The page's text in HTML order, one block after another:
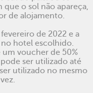
o sol não apareça,
de alojamento.
de 2022 e a
hotel escolhido.
um voucher de 50%
ser utilizado até
utilizado no mesmo